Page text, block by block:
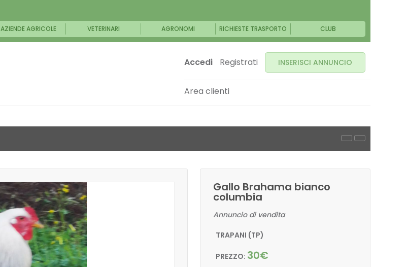
AZIENDE AGRICOLE VETERINARI AGRONOMI RICHIESTE TRASPORTO CLUB
Accedi Registrati INSERISCI ANNUNCIO
Area clienti
Gallo Brahama bianco
columbia
Annuncio di vendita
TRAPANI (TP)
PREZZO: 30€